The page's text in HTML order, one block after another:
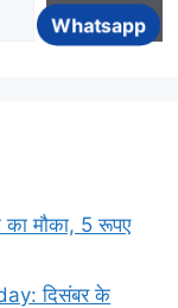
Whatsapp
Search
मौका, 5 रूपए
दिसंबर के